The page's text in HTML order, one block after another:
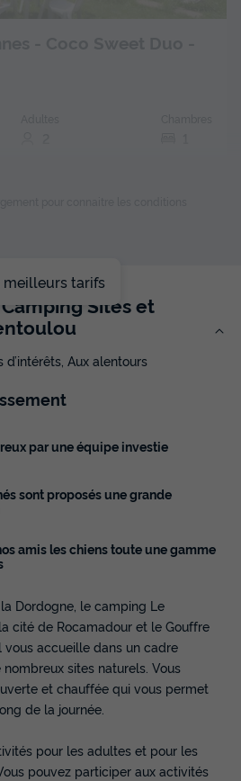
09/2026
228 €
182,40 €
Prix de comparaison
- Coco Sweet Quatro
Adultes
couverte
Animaux autorisés *
meilleurs tarifs
Sites et
Aux alentours
par une équipe investie
sont proposés une grande
amis les chiens toute une gamme
Dordogne, le camping Le
cité de Rocamadour et le Gouffre
vous accueille dans un cadre
sites naturels. Vous
et chauffée qui vous permet
de la journée.
pour les adultes et pour les
pouvez participer aux activités